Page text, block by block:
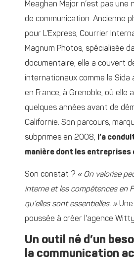
Meaghan Major n’est pas une
de communication. Ancienne
pour L’Express, Courrier
Magnum Photos, spécialisée
documentaire, elle a couvert
internationaux comme le Sida
en France, à Grenoble, où elle
quelques années avant de
Californie. Son parcours,
subprimes en 2008, l’a
manière dont les entreprises
Son constat ? « On valorise
interne et les compétences en
qu’elles sont essentielles. »Une
poussée à créer l’agence
Un outil né d’un
la communication